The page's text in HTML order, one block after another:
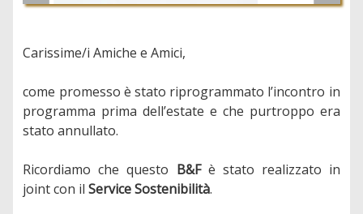
Carissime/i Amiche e Amici,
come promesso è stato riprogrammato l’incontro in
programma prima dell’estate e che purtroppo era
stato annullato.
Ricordiamo che questo B&Fè stato realizzato in
joint con ilService Sostenibilità.